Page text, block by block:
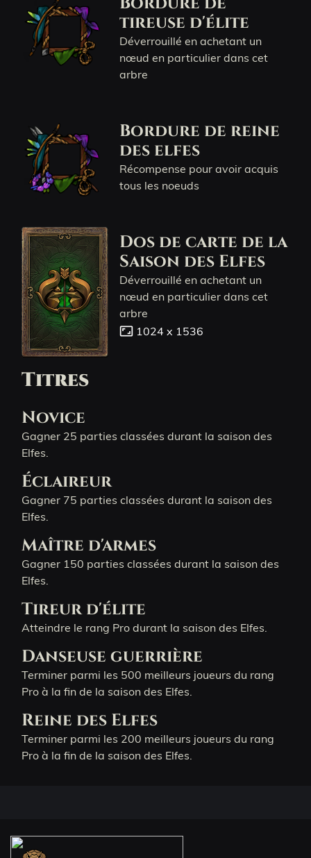
tireuse d'élite
Déverrouillé en achetant un
nœud en particulier dans cet
arbre
Bordure de reine
des elfes
Récompense pour avoir acquis
tous les noeuds
Dos de carte de la
Saison des Elfes
Déverrouillé en achetant un
nœud en particulier dans cet
arbre
aspect_ratio 1024 x 1536
Titres
Novice
Gagner 25 parties classées durant la saison des
Elfes.
Éclaireur
Gagner 75 parties classées durant la saison des
Elfes.
Maître d'armes
Gagner 150 parties classées durant la saison des
Elfes.
Tireur d'élite
Atteindre le rang Pro durant la saison des Elfes.
Danseuse guerrière
Terminer parmi les 500 meilleurs joueurs du rang
Pro à la fin de la saison des Elfes.
Reine des Elfes
Terminer parmi les 200 meilleurs joueurs du rang
Pro à la fin de la saison des Elfes.